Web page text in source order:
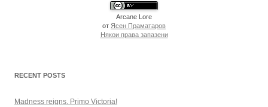
Arcane Lore
от Ясен Праматаров
Някои права запазени
RECENT POSTS
Madness reigns. Primo Victoria!